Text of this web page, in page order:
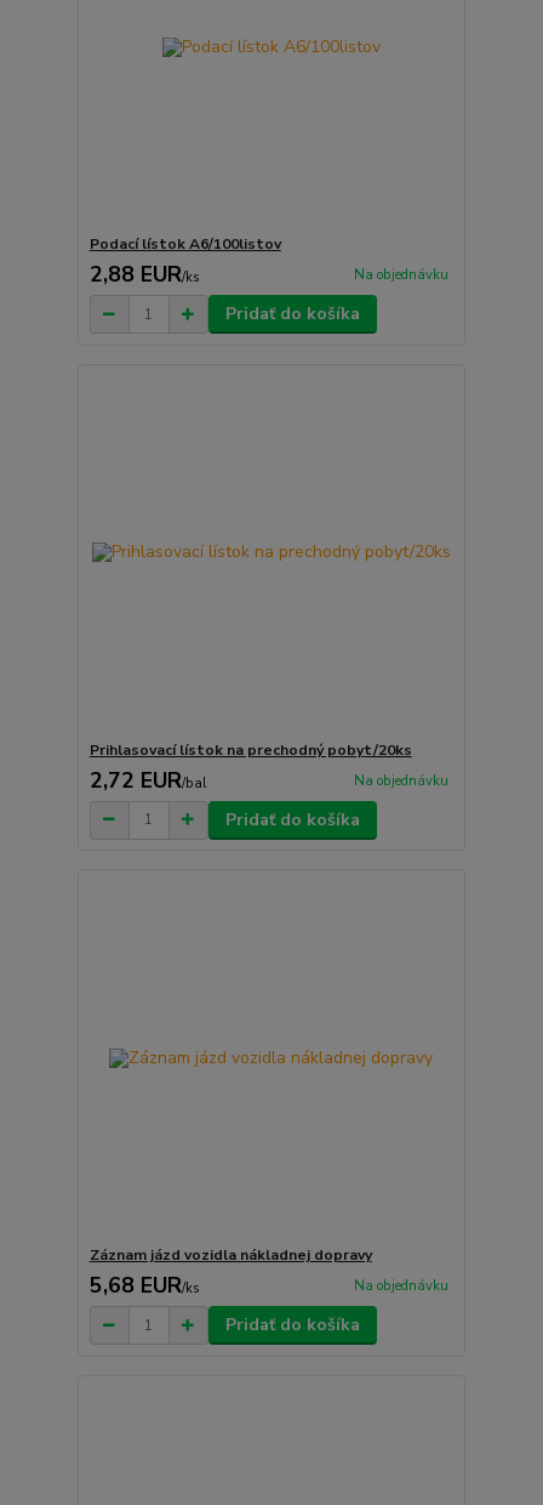
Podací lístok A6/100listov
2,88 EUR/ks Na objednávku
Pridať do košíka
Prihlasovací lístok na prechodný pobyt/20ks
2,72 EUR/bal Na objednávku
Pridať do košíka
Záznam jázd vozidla nákladnej dopravy
5,68 EUR/ks Na objednávku
Pridať do košíka